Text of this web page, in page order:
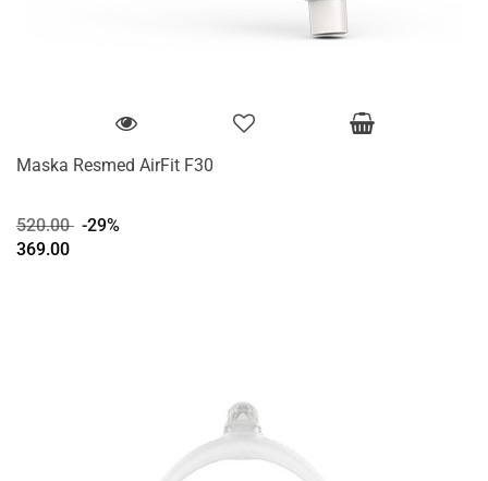
Maska Resmed AirFit F30
520.00 -29%
369.00